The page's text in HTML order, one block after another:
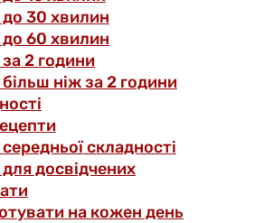
30 хвилин
60 хвилин
2 години
ніж за 2 години
складності
досвідчених
на кожен день